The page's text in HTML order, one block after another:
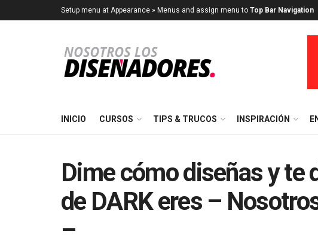
Setup menu at Appearance » Menus and assign menu to Top Bar Navigation
INICIO CURSOS TIPS & TRUCOS INSPIRACIÓN
Dime cómo diseñas y te
de DARK eres –
–